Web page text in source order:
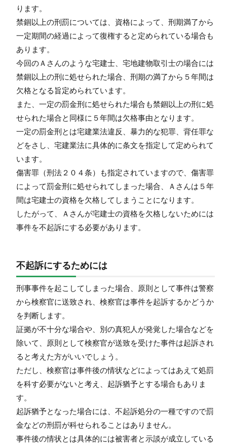
ります。
禁錮以上の刑罰については、資格によって、刑期満了から
一定期間の経過によって復権すると定められている場合も
あります。
今回のＡさんのような宅建士、宅地建物取引士の場合には
禁錮以上の刑に処せられた場合、刑期の満了から５年間は
欠格となる旨定められています。
また、一定の罰金刑に処せられた場合も禁錮以上の刑に処
せられた場合と同様に５年間は欠格事由となります。
一定の罰金刑とは宅建業法違反、暴力的な犯罪、背任罪な
どをさし、宅建業法に具体的に条文を指定して定められて
います。
傷害罪（刑法２０４条）も指定されていますので、傷害罪
によって罰金刑に処せられてしまった場合、Ａさんは５年
間は宅建士の資格を欠格してしまうことになります。
したがって、Ａさんが宅建士の資格を欠格しないためには
事件を不起訴にする必要があります。
不起訴にするためには
刑事事件を起こしてしまった場合、原則として事件は警察
から検察官に送致され、検察官は事件を起訴するかどうか
を判断します。
証拠が不十分な場合や、別の真犯人が発覚した場合などを
除いて、原則として検察官が送致を受けた事件は起訴され
ると考えた方がいいでしょう。
ただし、検察官は事件後の情状などによってはあえて処罰
を科す必要がないと考え、起訴猶予とする場合もありま
す。
起訴猶予となった場合には、不起訴処分の一種ですので罰
金などの刑罰が科せられることはありません。
事件後の情状とは具体的には被害者と示談が成立している